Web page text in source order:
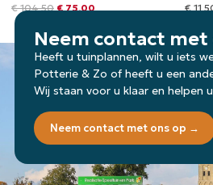
€104,50 € 75,00 €
Neem contact met
Heeft u tuinplannen, wilt u iets
Potterie & Zo of heeft u een
Wij staan voor u klaar en helpen
Neem contact met ons op →